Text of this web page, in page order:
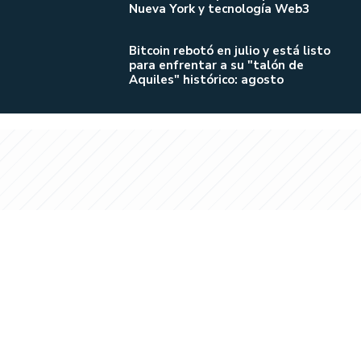
Nueva York y tecnología Web3
Bitcoin rebotó en julio y está listo
para enfrentar a su "talón de
Aquiles" histórico: agosto